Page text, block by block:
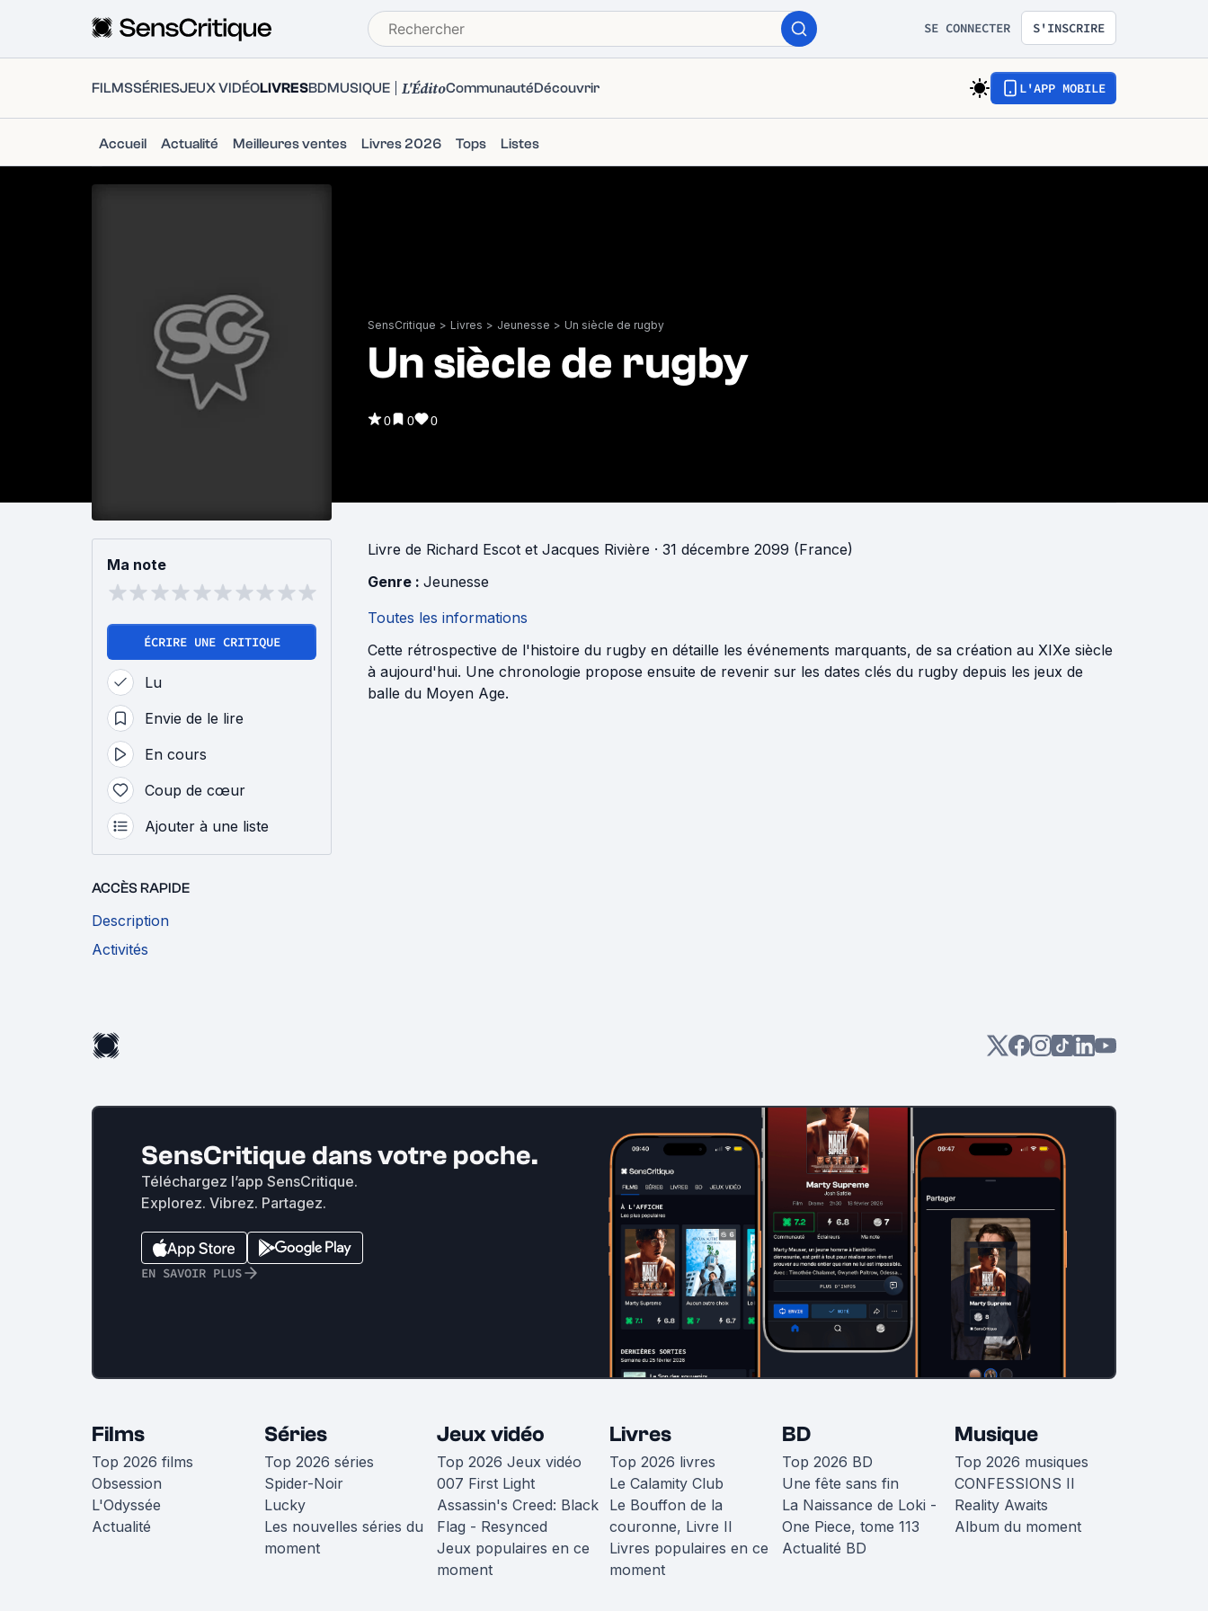
SE CONNECTER S'INSCRIRE
FILMSSÉRIESJEUX VIDÉOLIVRESBDMUSIQUE L'ÉditoCommunautéDécouvrir L'APP MOBILE
Accueil Actualité Meilleures ventes Livres 2026 Tops Listes
SensCritique > Livres > Jeunesse > Un siècle de rugby
Un siècle de rugby
0 0 0
Ma note
ÉCRIRE UNE CRITIQUE
Lu
Envie de le lire
En cours
Coup de cœur
Ajouter à une liste
ACCÈS RAPIDE
Description
Activités
Livre de Richard Escot et Jacques Rivière · 31 décembre 2099 (France)
Genre : Jeunesse
Toutes les informations
Cette rétrospective de l'histoire du rugby en détaille les événements marquants, de sa création au XIXe siècle
à aujourd'hui. Une chronologie propose ensuite de revenir sur les dates clés du rugby depuis les jeux de
balle du Moyen Age.
SensCritique dans votre poche.
Téléchargez l’app SensCritique.
Explorez. Vibrez. Partagez.
EN SAVOIR PLUS
Films
Top 2026 films
Obsession
L'Odyssée
Actualité
Séries
Top 2026 séries
Spider-Noir
Lucky
Les nouvelles séries du
moment
Jeux vidéo
Top 2026 Jeux vidéo
007 First Light
Assassin's Creed: Black
Flag - Resynced
Jeux populaires en ce
moment
Livres
Top 2026 livres
Le Calamity Club
Le Bouffon de la
couronne, Livre II
Livres populaires en ce
moment
BD
Top 2026 BD
Une fête sans fin
La Naissance de Loki -
One Piece, tome 113
Actualité BD
Musique
Top 2026 musiques
CONFESSIONS II
Reality Awaits
Album du moment